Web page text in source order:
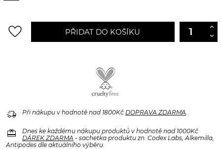
favorite_border PŘIDAT DO KOŠÍKU
delivery_truck_speed Při nákupu v hodnotě nad 1800Kč DOPRAVA ZDARMA
redeem
Dnes ke každému nákupu produktů v hodnotě nad 1000Kč
DÁREK ZDARMA - sachetka produktu zn. Codex Labs, Alkemilla,
Antipodes dle aktuálního výběru.